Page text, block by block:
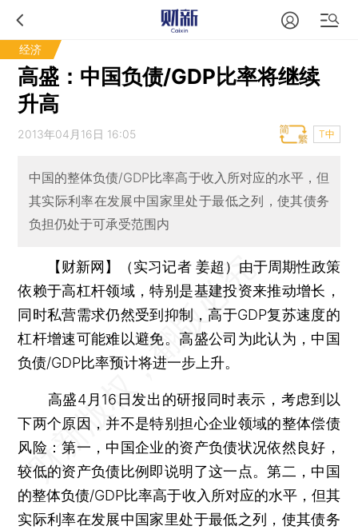
经济
高盛：中国负债/GDP比率将继续
升高
2013年04月16日 16:05 T中
中国的整体负债/GDP比率高于收入所对应的水平，但
其实际利率在发展中国家里处于最低之列，使其债务
负担仍处于可承受范围内
【财新网】（实习记者 姜超） 由于周期性政策
依赖于高杠杆领域，特别是基建投资来推动增长，
同时私营需求仍然受到抑制，高于GDP复苏速度的
杠杆增速可能难以避免。高盛公司为此认为，中国
负债/GDP比率预计将进一步上升。
高盛4月16日发出的研报同时表示，考虑到以
下两个原因，并不是特别担心企业领域的整体偿债
风险：第一，中国企业的资产负债状况依然良好，
较低的资产负债比例即说明了这一点。第二，中国
的整体负债/GDP比率高于收入所对应的水平，但其
实际利率在发展中国家里处于最低之列，使其债务